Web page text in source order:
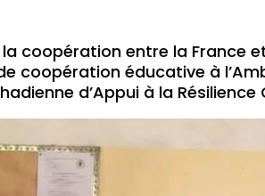
coopération entre la France
coopération éducative à
d’Appui à la